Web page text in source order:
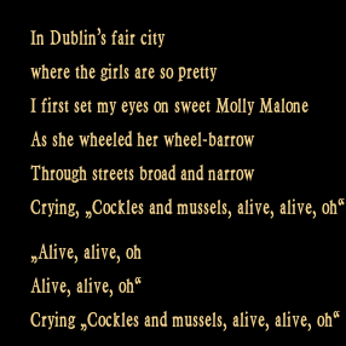
In Dublin’s fair city
where the girls are so pretty
I first set my eyes on sweet Molly Malone
As she wheeled her wheel-barrow
Through streets broad and narrow
Crying, „Cockles and mussels, alive, alive, oh“
„Alive, alive, oh
Alive, alive, oh“
Crying „Cockles and mussels, alive, alive, oh“